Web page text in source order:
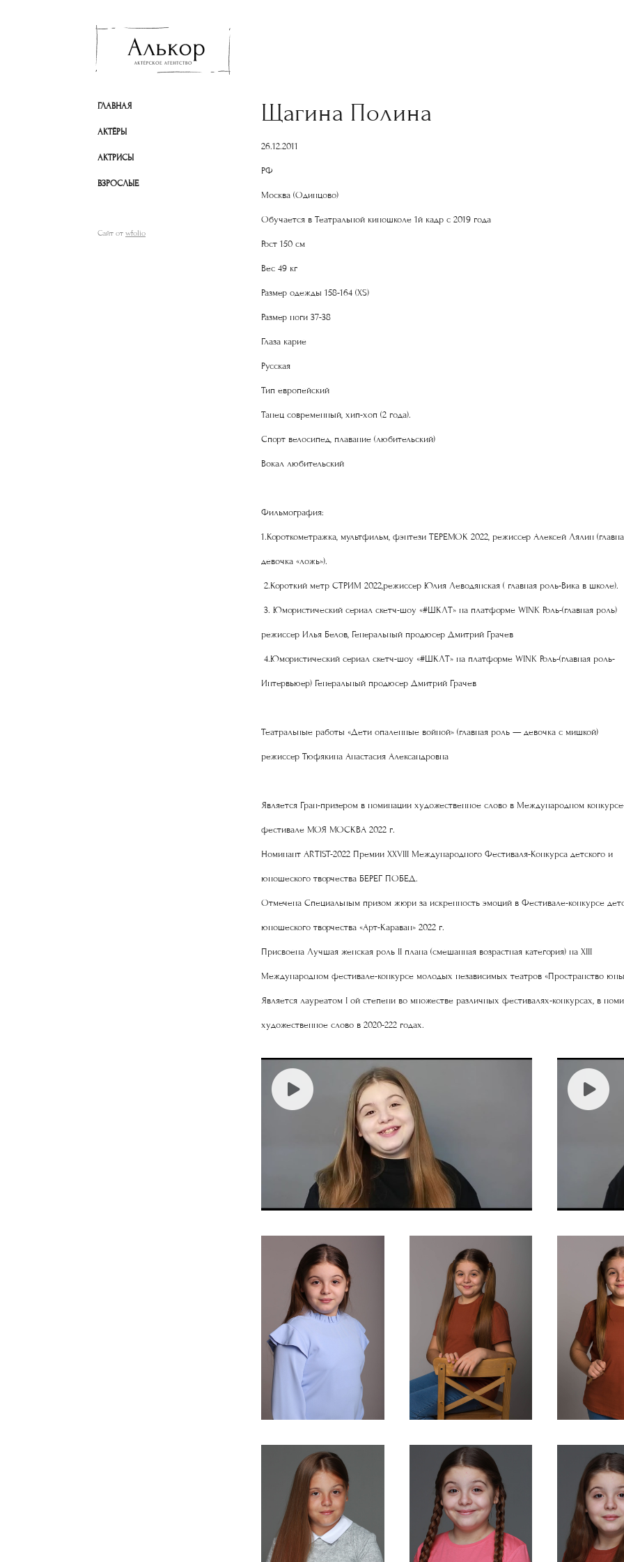
ГЛАВНАЯ
АКТЁРЫ
АКТРИСЫ
ВЗРОСЛЫЕ
Сайт от wfolio
Щагина Полина
26.12.2011
РФ
Москва (Одинцово)
Обучается в Театральной киношколе 1й кадр с 2019 года
Рост 150 см
Вес 49 кг
Размер одежды 158-164 (XS)
Размер ноги 37-38
Глаза карие
Русская
Тип европейский
Танец современный, хип-хоп (2 года).
Спорт велосипед, плавание (любительский)
Вокал любительский
Фильмография:
1.Короткометражка, мультфильм, фэнтези ТЕРЕМОК 2022, режиссер Алексей Лялин
девочка «ложь»).
2.Короткий метр СТРИМ 2022,режиссер Юлия Леводянская ( главная роль-Вика в школе).
3. Юмористический сериал скетч-шоу «#ШКЛТ» на платформе WINK Роль-(главная роль)
режиссер Илья Белов, Генеральный продюсер Дмитрий Грачев
4.Юмористический сериал скетч-шоу «#ШКЛТ» на платформе WINK Роль-(главная роль-
Интервьюер) Генеральный продюсер Дмитрий Грачев
Театральные работы «Дети опаленные войной» (главная роль — девочка с мишкой)
режиссер Тюфякина Анастасия Александровна
Является Гран-призером в номинации художественное слово в Международном
фестивале МОЯ МОСКВА 2022 г.
Номинант ARTIST-2022 Премии XXVIII Международного Фестиваля-Конкурса детского и
юношеского творчества БЕРЕГ ПОБЕД.
Отмечена Специальным призом жюри за искренность эмоций в Фестивале-конкурсе
юношеского творчества «Арт-Караван» 2022 г.
Присвоена Лучшая женская роль II плана (смешанная возрастная категория) на XIII
Международном фестивале-конкурсе молодых независимых театров «Пространство
Является лауреатом I ой степени во множестве различных фестивалях-конкурсах, в
художественное слово в 2020-222 годах.